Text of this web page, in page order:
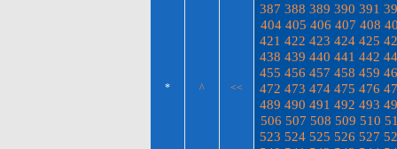
* ^ <<
387 388 389 390 391
404 405 406 407 408
421 422 423 424 425
438 439 440 441 442
455 456 457 458 459
472 473 474 475 476
489 490 491 492 493
506 507 508 509 510
523 524 525 526 527